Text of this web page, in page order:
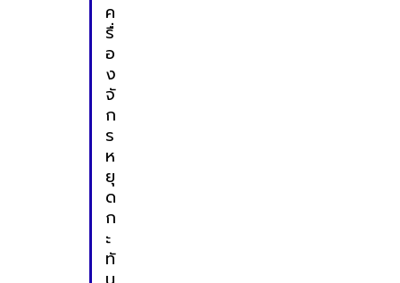
ค
รื่
อ
ง
จั
ก
ร
ห
ยุ
ด
ก
ะ
ทั